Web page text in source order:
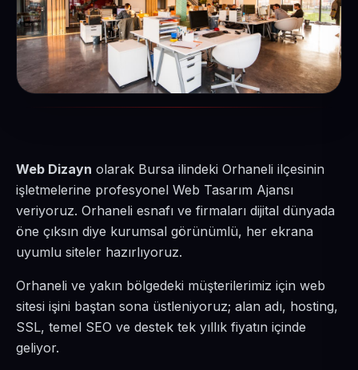
Web Dizayn olarak Bursa ilindeki Orhaneli ilçesinin
işletmelerine profesyonel Web Tasarım Ajansı
veriyoruz. Orhaneli esnafı ve firmaları dijital dünyada
öne çıksın diye kurumsal görünümlü, her ekrana
uyumlu siteler hazırlıyoruz.
Orhaneli ve yakın bölgedeki müşterilerimiz için web
sitesi işini baştan sona üstleniyoruz; alan adı, hosting,
SSL, temel SEO ve destek tek yıllık fiyatın içinde
geliyor.